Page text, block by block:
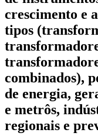
crescimento e
tipos
combinados),
de energia,
e metrôs,
regionais e